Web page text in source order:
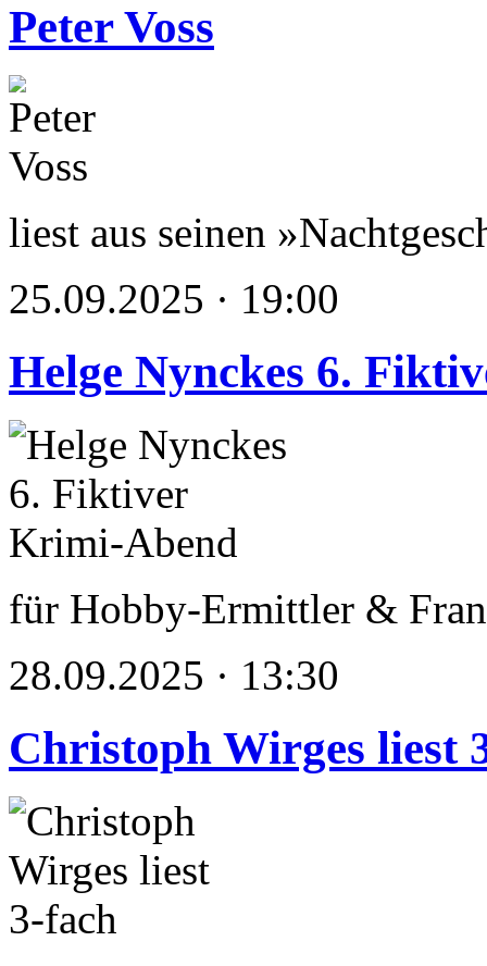
Peter Voss
liest aus seinen
25.09.2025 · 19:00
Helge Nynckes 6.
für Hobby-Ermittler &
28.09.2025 · 13:30
Christoph Wirges liest